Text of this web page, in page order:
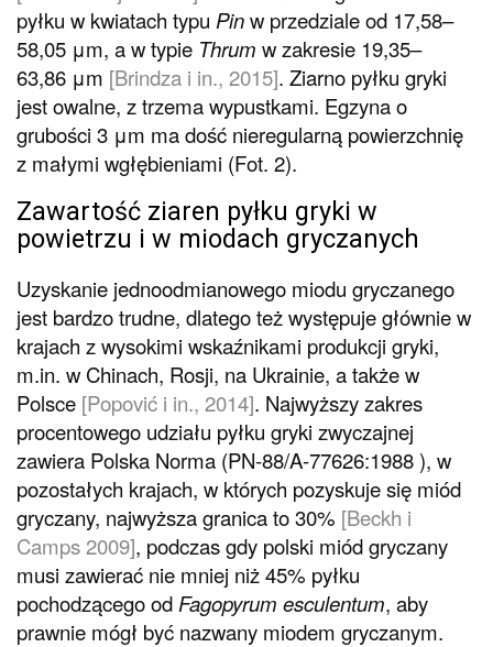
pyłku w kwiatach typu Pinw przedziale od 17,58–
58,05 μm, a w typie Thrum w zakresie 19,35–
63,86 μm [Brindza i in., 2015]. Ziarno pyłku gryki
jest owalne, z trzema wypustkami. Egzyna o
grubości 3 μm ma dość nieregularną powierzchnię
z małymi wgłębieniami (Fot. 2).
Zawartość ziaren pyłku gryki w
powietrzu i w miodach gryczanych
Uzyskanie jednoodmianowego miodu gryczanego
jest bardzo trudne, dlatego też występuje głównie w
krajach z wysokimi wskaźnikami produkcji gryki,
m.in. w Chinach, Rosji, na Ukrainie, a także w
Polsce [Popović i in., 2014]. Najwyższy zakres
procentowego udziału pyłku gryki zwyczajnej
zawiera Polska Norma (PN-88/A-77626:1988 ), w
pozostałych krajach, w których pozyskuje się miód
gryczany, najwyższa granica to 30% [Beckh i
Camps 2009], podczas gdy polski miód gryczany
musi zawierać nie mniej niż 45% pyłku
pochodzącego od Fagopyrum esculentum, aby
prawnie mógł być nazwany miodem gryczanym.